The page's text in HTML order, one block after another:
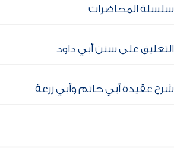
سلسلة المحاضرات
التعليق على سنن أبي داود
شرح عقيدة أبي حاتم وأبي زرعة